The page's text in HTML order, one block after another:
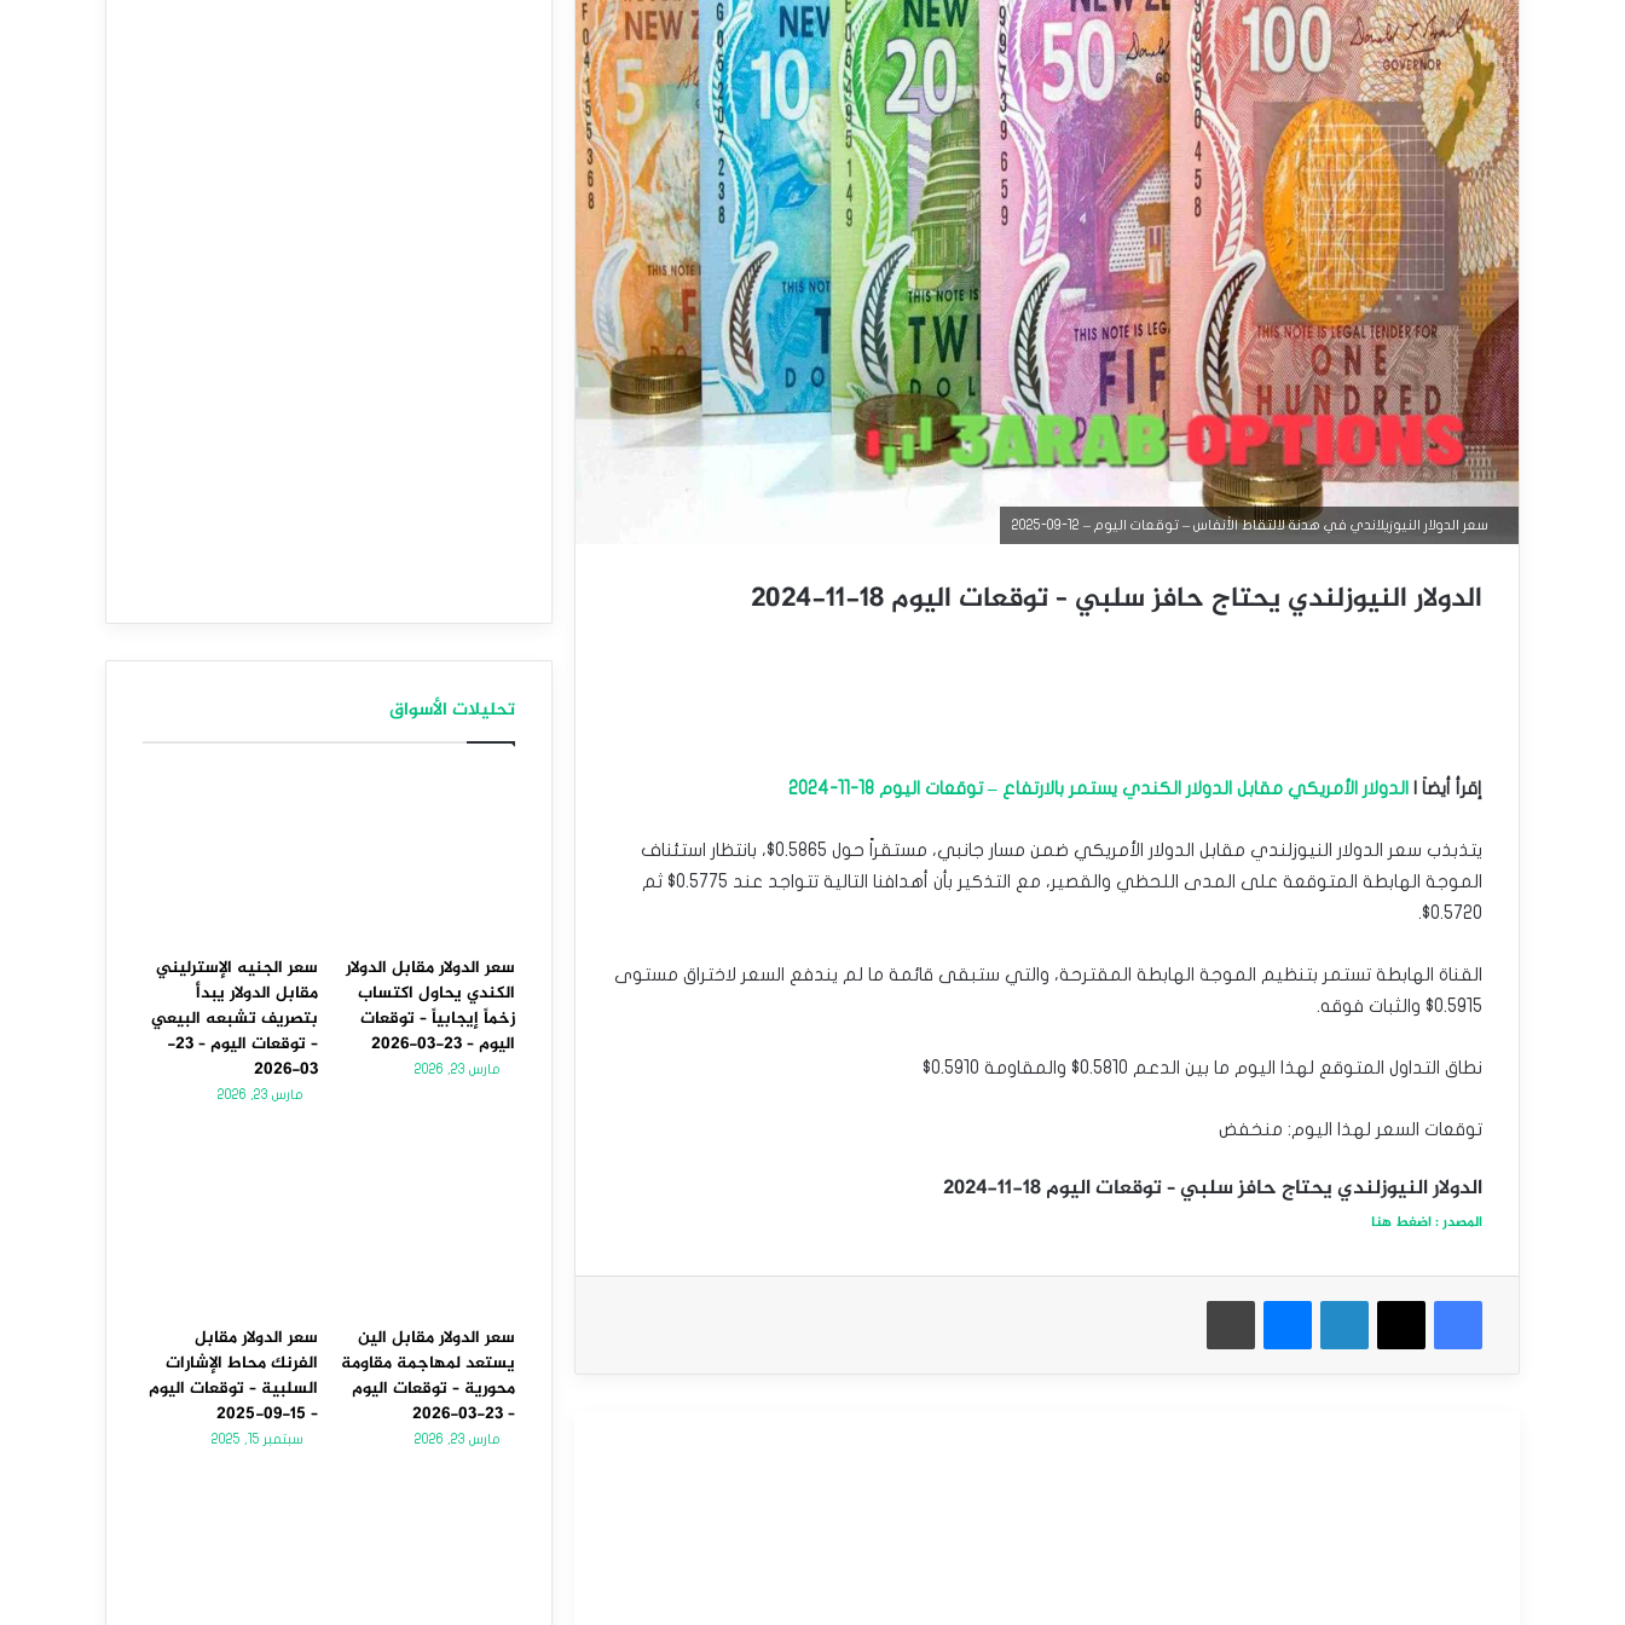
سعر الدولار النيوزيلاندي في هدنة لالتقاط الأنفاس – توقعات اليوم – 12-09-2025
الدولار النيوزلندي يحتاج حافز سلبي – توقعات اليوم 18-11-2024
إقرأ أيضاَ | الدولار الأمريكي مقابل الدولار الكندي يستمر بالارتفاع – توقعات اليوم 18-11-2024
يتذبذب سعر الدولار النيوزلندي مقابل الدولار الأمريكي ضمن مسار جانبي، مستقراً حول 0.5865$، بانتظار استئناف
الموجة الهابطة المتوقعة على المدى اللحظي والقصير، مع التذكير بأن أهدافنا التالية تتواجد عند 0.5775$ ثم
0.5720$.
القناة الهابطة تستمر بتنظيم الموجة الهابطة المقترحة، والتي ستبقى قائمة ما لم يندفع السعر لاختراق مستوى
0.5915$ والثبات فوقه.
نطاق التداول المتوقع لهذا اليوم ما بين الدعم 0.5810$ والمقاومة 0.5910$
توقعات السعر لهذا اليوم: منخفض
الدولار النيوزلندي يحتاج حافز سلبي – توقعات اليوم 18-11-2024
المصدر : اضغط هنا
فيسبوك
‫X لينكدإن ماسنجر طباعة
اكتساب زخماً إيجابياً – توقعات اليوم – 23-
تحليلات الأسواق
سعر الدولار مقابل الدولار
الكندي يحاول اكتساب
زخماً إيجابياً – توقعات
اليوم – 23-03-2026
مارس 23, 2026
سعر الجنيه الإسترليني
مقابل الدولار يبدأ
بتصريف تشبعه البيعي
– توقعات اليوم – 23-
03-2026
مارس 23, 2026
سعر الدولار مقابل الين
يستعد لمهاجمة مقاومة
محورية – توقعات اليوم
– 23-03-2026
مارس 23, 2026
سعر الدولار مقابل
الفرنك محاط الإشارات
السلبية – توقعات اليوم
– 15-09-2025
سبتمبر 15, 2025